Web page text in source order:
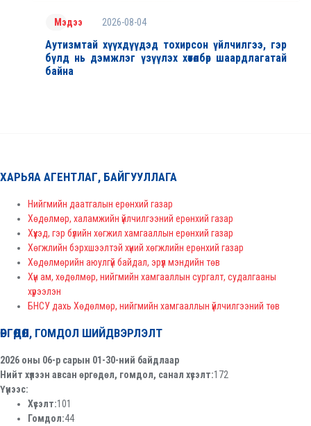
Мэдээ 2026-08-04
Аутизмтай хүүхдүүдэд тохирсон үйлчилгээ, гэр
бүлд нь дэмжлэг үзүүлэх хөтөлбөр шаардлагатай
байна
ХАРЬЯА АГЕНТЛАГ, БАЙГУУЛЛАГА
Нийгмийн даатгалын ерөнхий газар
Хөдөлмөр, халамжийн үйлчилгээний ерөнхий газар
Хүүхэд, гэр бүлийн хөгжил хамгааллын ерөнхий газар
Хөгжлийн бэрхшээлтэй хүний хөгжлийн ерөнхий газар
Хөдөлмөрийн аюулгүй байдал, эрүүл мэндийн төв
Хүн ам, хөдөлмөр, нийгмийн хамгааллын сургалт, судалгааны
хүрээлэн
БНСУ дахь Хөдөлмөр, нийгмийн хамгааллын үйлчилгээний төв
ӨРГӨДӨЛ, ГОМДОЛ ШИЙДВЭРЛЭЛТ
2026 оны 06-р сарын 01-30-ний байдлаар
Нийт хүлээн авсан өргөдөл, гомдол, санал хүсэлт:172
Үүнээс:
Хүсэлт:101
Гомдол:44